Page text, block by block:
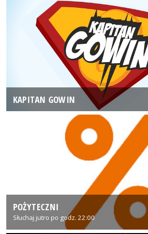
KAPITAN GOWIN
POŻYTECZNI
Słuchaj jutro po godz. 22:00